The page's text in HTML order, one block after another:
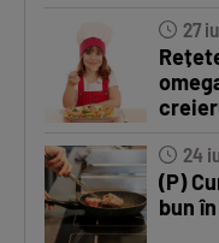
27
24
(P)
bun